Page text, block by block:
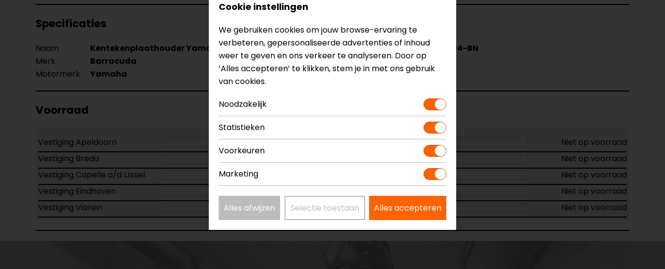
Specificaties
Naam Kentekenplaathouder Yamaha Xj6 Model
YJ6104-BN
Merk
Barracuda Kleur
Motormerk
Yamaha
Voorraad
Vestiging Apeldoorn
Niet op voorraad
Vestiging Breda
Niet op voorraad
Vestiging Capelle a/d IJssel
Niet op voorraad
Vestiging Eindhoven
Niet op voorraad
Vestiging Vianen
Niet op voorraad
Cookie instellingen
We gebruiken cookies om jouw browse-ervaring te
verbeteren, gepersonaliseerde advertenties of inhoud
weer te geven en ons verkeer te analyseren. Door op
‘Alles accepteren’ te klikken, stem je in met ons gebruik
van cookies.
Noodzakelijk
Statistieken
Voorkeuren
Marketing
Alles afwijzen Selectie toestaan Alles accepteren